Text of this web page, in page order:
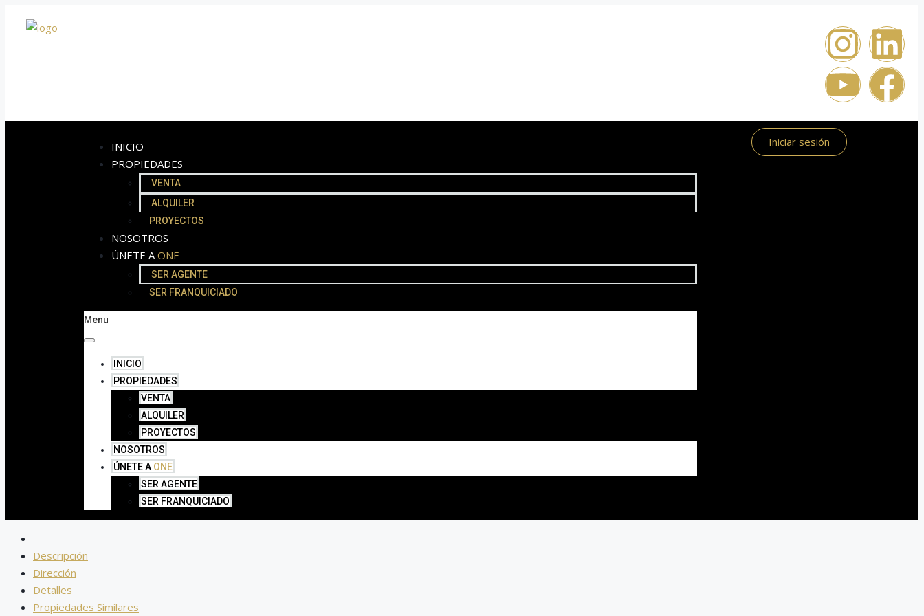
INICIO
PROPIEDADES
VENTA
ALQUILER
PROYECTOS
NOSOTROS
ÚNETE AONE
SER AGENTE
SER FRANQUICIADO
Menu
INICIO
PROPIEDADES
VENTA
ALQUILER
PROYECTOS
NOSOTROS
ÚNETE A ONE
SER AGENTE
SER FRANQUICIADO
Iniciar sesión
Descripción
Dirección
Detalles
Propiedades Similares